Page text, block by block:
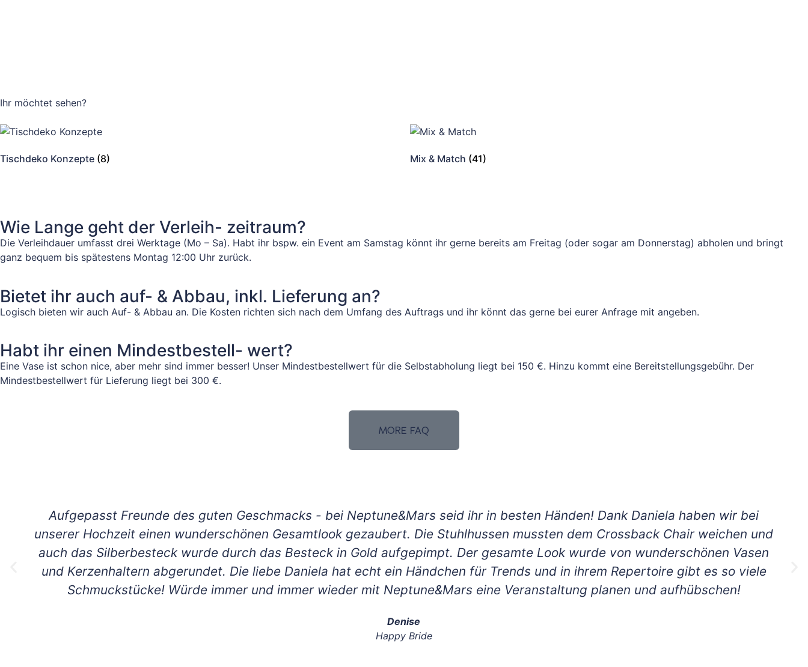
Ihr möchtet sehen?
Tischdeko Konzepte (8) Mix & Match (41)
Wie Lange geht der Verleih- zeitraum?
Die Verleihdauer umfasst drei Werktage (Mo – Sa). Habt ihr bspw. ein Event am Samstag könnt ihr gerne bereits am Freitag (oder sogar am Donnerstag) abholen und bringt
ganz bequem bis spätestens Montag 12:00 Uhr zurück.
Bietet ihr auch auf- & Abbau, inkl. Lieferung an?
Logisch bieten wir auch Auf- & Abbau an. Die Kosten richten sich nach dem Umfang des Auftrags und ihr könnt das gerne bei eurer Anfrage mit angeben.
Habt ihr einen Mindestbestell- wert?
Eine Vase ist schon nice, aber mehr sind immer besser! Unser Mindestbestellwert für die Selbstabholung liegt bei 150 €. Hinzu kommt eine Bereitstellungsgebühr. Der
Mindestbestellwert für Lieferung liegt bei 300 €.
MORE FAQ
Aufgepasst Freunde des guten Geschmacks - bei Neptune&Mars seid ihr in besten Händen! Dank Daniela haben wir bei
unserer Hochzeit einen wunderschönen Gesamtlook gezaubert. Die Stuhlhussen mussten dem Crossback Chair weichen und
auch das Silberbesteck wurde durch das Besteck in Gold aufgepimpt. Der gesamte Look wurde von wunderschönen Vasen
und Kerzenhaltern abgerundet. Die liebe Daniela hat echt ein Händchen für Trends und in ihrem Repertoire gibt es so viele
Schmuckstücke! Würde immer und immer wieder mit Neptune&Mars eine Veranstaltung planen und aufhübschen!
Denise
Happy Bride